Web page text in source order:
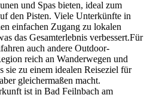
und Spas bieten, ideal zum
den Pisten. Viele Unterkünfte in
einfachen Zugang zu lokalen
das Gesamterlebnis verbessert.Für
auch andere Outdoor-
reich an Wanderwegen und
sie zu einem idealen Reiseziel für
gleichermaßen macht.
ist in Bad Feilnbach am